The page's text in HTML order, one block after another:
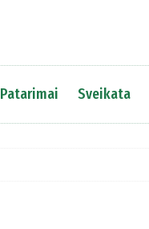
Patarimai Sveikata